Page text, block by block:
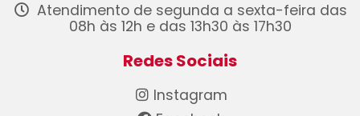
Atendimento de segunda a sexta-feira das
08h às 12h e das 13h30 às 17h30
Redes Sociais
Instagram